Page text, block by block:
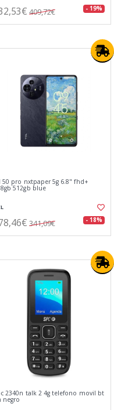
409,72€ - 19%
50 pro nxtpaper 5g 6.8" fhd+
512gb blue
341,09€ - 18%
2340n talk 2 4g telefono movil bt
negro